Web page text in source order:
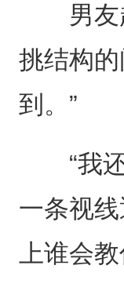
男友赵
挑结构
到。”
“我还
一条视
上谁会教